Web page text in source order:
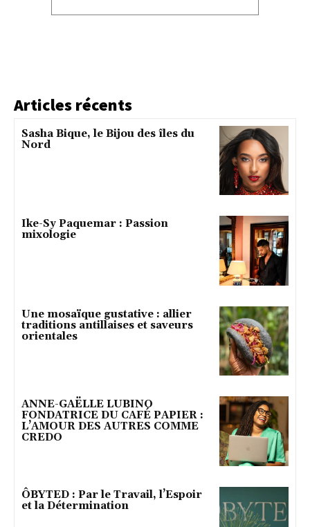
Articles récents
Sasha Bique, le Bijou des îles du
Nord
Ike-Sy Paquemar : Passion
mixologie
Une mosaïque gustative : allier
traditions antillaises et saveurs
orientales
ANNE-GAËLLE LUBINO
FONDATRICE DU CAFÉ PAPIER :
L’AMOUR DES AUTRES COMME
CREDO
ÔBYTED : Par le Travail, l’Espoir
et la Détermination